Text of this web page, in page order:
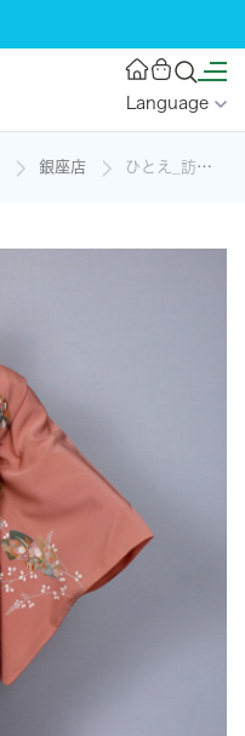
Language
銀座店 ひとえ_訪問着_ピンク・扇・松竹梅の着物レンタル